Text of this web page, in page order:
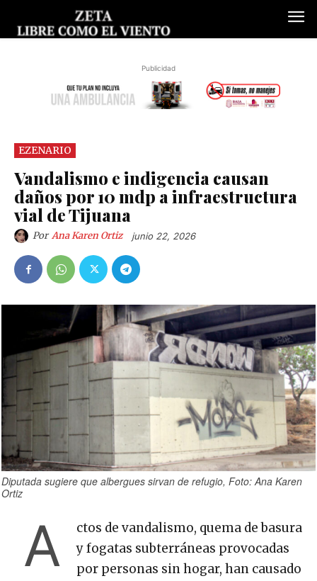
Publicidad
EZENARIO
Vandalismo e indigencia causan
daños por 10 mdp a infraestructura
vial de Tijuana
Por Ana Karen Ortiz junio 22, 2026
Diputada sugiere que albergues sirvan de refugio, Foto: Ana Karen
Ortiz
A
ctos de vandalismo, quema de basura
y fogatas subterráneas provocadas
por personas sin hogar, han causado